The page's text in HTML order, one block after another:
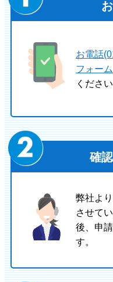
お電話
フォーム
ください
確
弊社よ
させて
後、申
す。